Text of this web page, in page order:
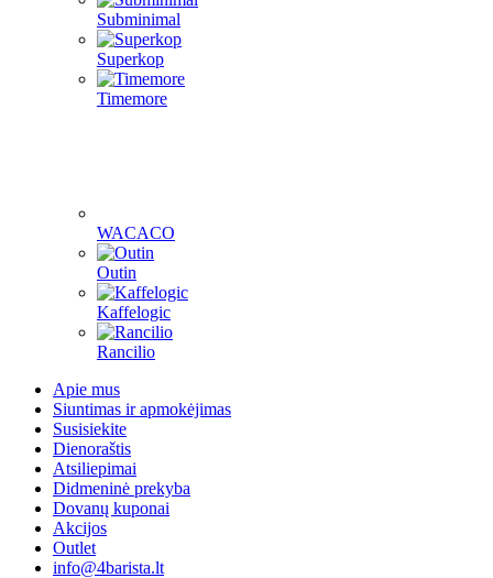
Subminimal
Superkop
Timemore
WACACO
Outin
Kaffelogic
Rancilio
Apie mus
Siuntimas ir apmokėjimas
Susisiekite
Dienoraštis
Atsiliepimai
Didmeninė prekyba
Dovanų kuponai
Akcijos
Outlet
info@4barista.lt